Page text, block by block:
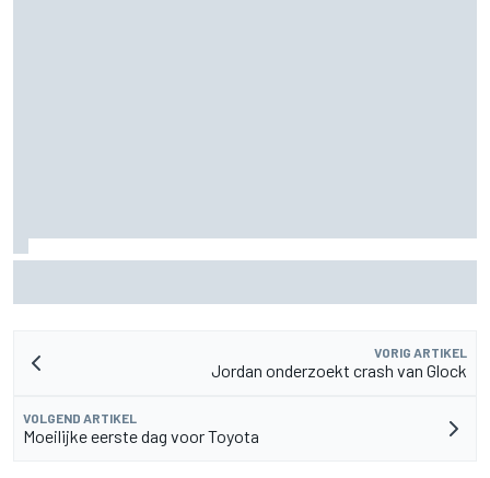
VORIG ARTIKEL
Jordan onderzoekt crash van Glock
VOLGEND ARTIKEL
Moeilijke eerste dag voor Toyota